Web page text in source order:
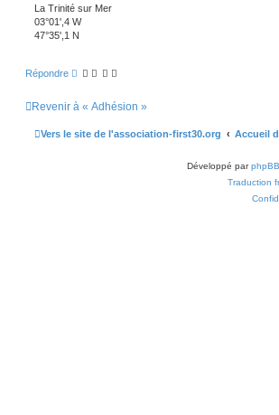
La Trinité sur Mer
03°01',4 W
47°35',1 N
Répondre
Revenir à « Adhésion »
Vers le site de l'association-first30.org Accueil
Développé parphpBB
Traduction